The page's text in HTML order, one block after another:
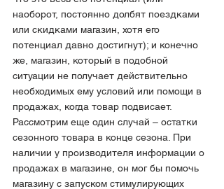
наоборот, постоянно долбят поездками
или скидками магазин, хотя его
потенциал давно достигнут); и конечно
же, магазин, который в подобной
ситуации не получает действительно
необходимых ему условий или помощи в
продажах, когда товар подвисает.
Рассмотрим еще один случай – остатки
сезонного товара в конце сезона. При
наличии у производителя информации о
продажах в магазине, он мог бы помочь
магазину с запуском стимулирующих